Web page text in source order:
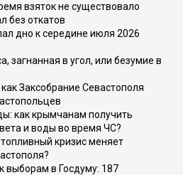
взяток не существовало
без откатов
дно к середине июля 2026
загнанная в угол, или безумие в
Заксобрание Севастополя
как крымчанам получить
и воды во время ЧС?
кризис меняет
выборам в Госдуму: 187